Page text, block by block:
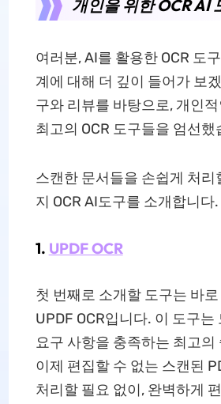
개인을 위한 OCR AI
여러분, AI를 활용한 OCR 도
계에 대해 더 깊이 들어가 보
구와 리뷰를 바탕으로, 개인
최고의 OCR 도구들을 엄선했
스캔한 문서들을 손쉽게 처리
지 OCR AI도구를 소개합니다.
1. UPDF OCR
첫 번째로 소개할 도구는 바
UPDF OCR입니다. 이 도구는
요구 사항을 충족하는 최고의
이제 편집할 수 없는 스캔된
처리할 필요 없이, 완벽하게